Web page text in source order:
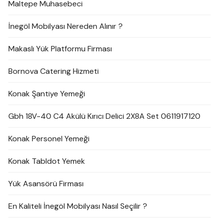
Maltepe Muhasebeci
İnegöl Mobilyası Nereden Alınır ?
Makaslı Yük Platformu Firması
Bornova Catering Hizmeti
Konak Şantiye Yemeği
Gbh 18V-40 C4 Akülü Kırıcı Delici 2X8A Set 0611917120
Konak Personel Yemeği
Konak Tabldot Yemek
Yük Asansörü Firması
En Kaliteli İnegöl Mobilyası Nasıl Seçilir ?